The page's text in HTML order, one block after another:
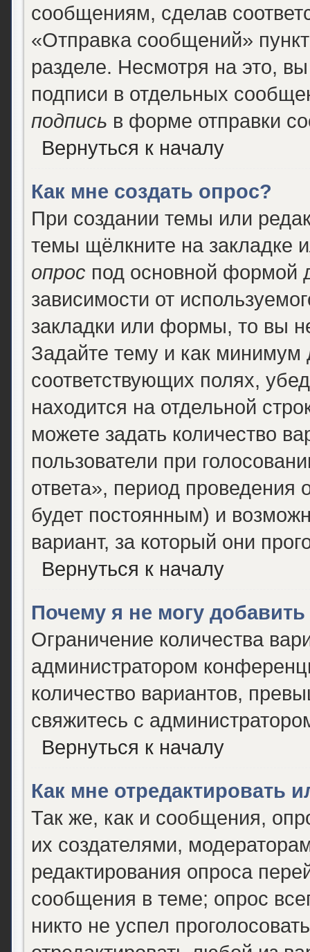
сообщениям, сделав
«Отправка сообщений»
разделе. Несмотря на это,
подписи в отдельных
подпись в форме отправки
Вернуться к началу
Как мне создать опрос?
При создании темы или
темы щёлкните на закладке
опрос под основной формой
зависимости от
закладки или формы, то вы
Задайте тему и как минимум
соответствующих полях,
находится на отдельной
можете задать количество
пользователи при
ответа», период проведения
будет постоянным) и
вариант, за который они
Вернуться к началу
Почему я не могу
Ограничение количества
администратором
количество вариантов,
свяжитесь с
Вернуться к началу
Как мне отредактировать
Так же, как и сообщения,
их создателями,
редактирования опроса
сообщения в теме; опрос
никто не успел